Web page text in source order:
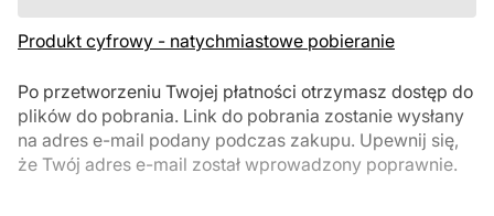
Produkt cyfrowy - natychmiastowe pobieranie
Po przetworzeniu Twojej płatności otrzymasz dostęp do
plików do pobrania. Link do pobrania zostanie wysłany
na adres e-mail podany podczas zakupu. Upewnij się,
że Twój adres e-mail został wprowadzony poprawnie.